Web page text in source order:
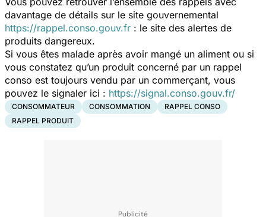
davantage de détails sur le site gouvernemental
https://rappel.conso.gouv.fr : le site des alertes de
produits dangereux.
Si vous êtes malade après avoir mangé un aliment ou si
vous constatez qu’un produit concerné par un rappel
conso est toujours vendu par un commerçant, vous
pouvez le signaler ici : https://signal.conso.gouv.fr/
CONSOMMATEUR CONSOMMATION
RAPPEL CONSO
RAPPEL PRODUIT